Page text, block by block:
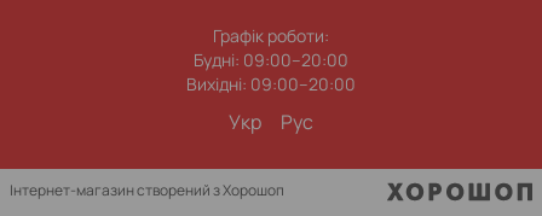
Графік роботи:
Будні: 09:00–20:00
Вихідні: 09:00–20:00
Укр Рус
Інтернет-магазин створений з Хорошоп